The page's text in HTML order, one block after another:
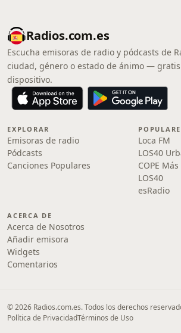
Radios.com.es
Escucha emisoras de radio y pódcasts de
ciudad, género o estado de ánimo —
dispositivo.
EXPLORAR
Emisoras de radio
Pódcasts
Canciones Populares
Loca FM
LOS40
COPE
LOS40
esRadio
ACERCA DE
Acerca de Nosotros
Añadir emisora
Widgets
Comentarios
© 2026 Radios.com.es. Todos los derechos
Política de PrivacidadTérminos de Uso